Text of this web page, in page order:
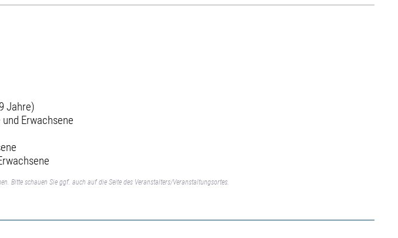
Jahre)
Erwachsene
Bitte schauen Sie ggf. auch auf die Seite des Veranstalters/Veranstaltungsortes.